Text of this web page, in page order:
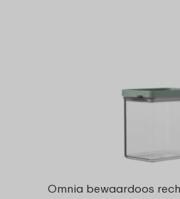
Omnia bewaardoos